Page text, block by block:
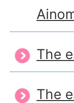
The
The